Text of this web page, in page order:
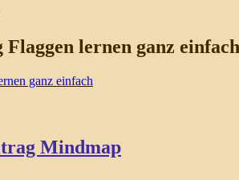
lernen ganz einfach
ganz einfach
Mindmap